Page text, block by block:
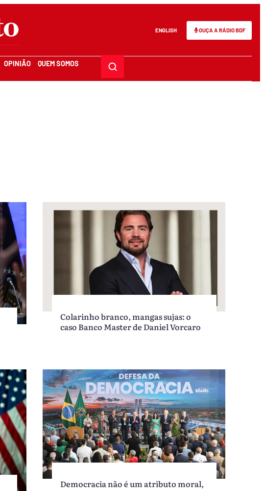
ENGLISH OUÇA A RÁDIO BDF
OPINIÃO QUEM SOMOS
Colarinho branco, mangas sujas: o
caso Banco Master de Daniel Vorcaro
Democracia não é um atributo moral,